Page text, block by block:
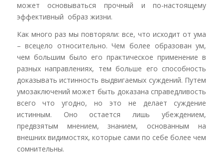
может основываться прочный и по-настоящему
эффективный образ жизни.
Как много раз мы повторяли: все, что исходит от ума
– всецело относительно. Чем более образован ум,
чем большим было его практическое применение в
разных направлениях, тем больше его способность
доказывать истинность выдвигаемых суждений. Путем
умозаключений может быть доказана справедливость
всего что угодно, но это не делает суждение
истинным. Оно остается лишь убеждением,
предвзятым мнением, знанием, основанным на
внешних видимостях, которые сами по себе более чем
сомнительны.